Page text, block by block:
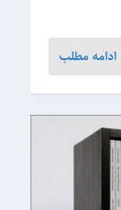
ادامه مطلب